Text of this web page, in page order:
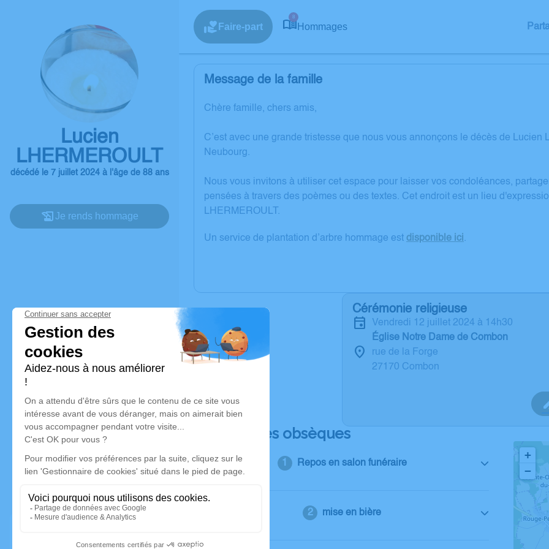
Lucien
LHERMEROULT
décédé le 7 juillet 2024 à l'âge de 88 ans
Je rends hommage
Faire-part
8
Hommages
Message de la famille
Chère famille, chers amis,
C’est avec une grande tristesse que nous vous annonçons le décès de
Neubourg.
Nous vous invitons à utiliser cet espace pour laisser vos condoléances,
pensées à travers des poèmes ou des textes. Cet endroit est un lieu
LHERMEROULT.
Un service de plantation d’arbre hommage est disponible ici .
Cérémonie religieuse
vendredi 12 juillet 2024 à 14h30
Église Notre Dame de Combon
rue de la Forge
27170 Combon
Déroulé des obsèques
Repos en salon funéraire
mise en bière
+
−